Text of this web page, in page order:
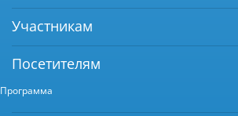
Участникам
Посетителям
Программа